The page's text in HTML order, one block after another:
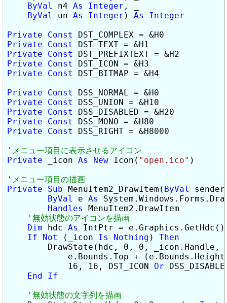
ByVal
n4 As Integer , _
ByVal
un As Integer ) As
Integer
Private
Const
Private
Const
Private
Const
Private
Const
Private
Const
DST_BITMAP = &H4
Private
Const
Private
Const
Private
Const
Private
Const
Private
Const
DSS_RIGHT = &H8000
Private _icon As New Icon( "open.ico" )
Private
Sub MenuItem2_DrawItem( ByVal
ByVal
e As
Handles
MenuItem2.DrawItem
Dim hdc As
IntPtr = e.Graphics.GetHdc()
If
Not (_icon Is Nothing ) Then
DrawState(hdc, 0, 0, _icon.Handle,
e.Bounds.Top +
            16, 16, DST_ICON
Or
End
If